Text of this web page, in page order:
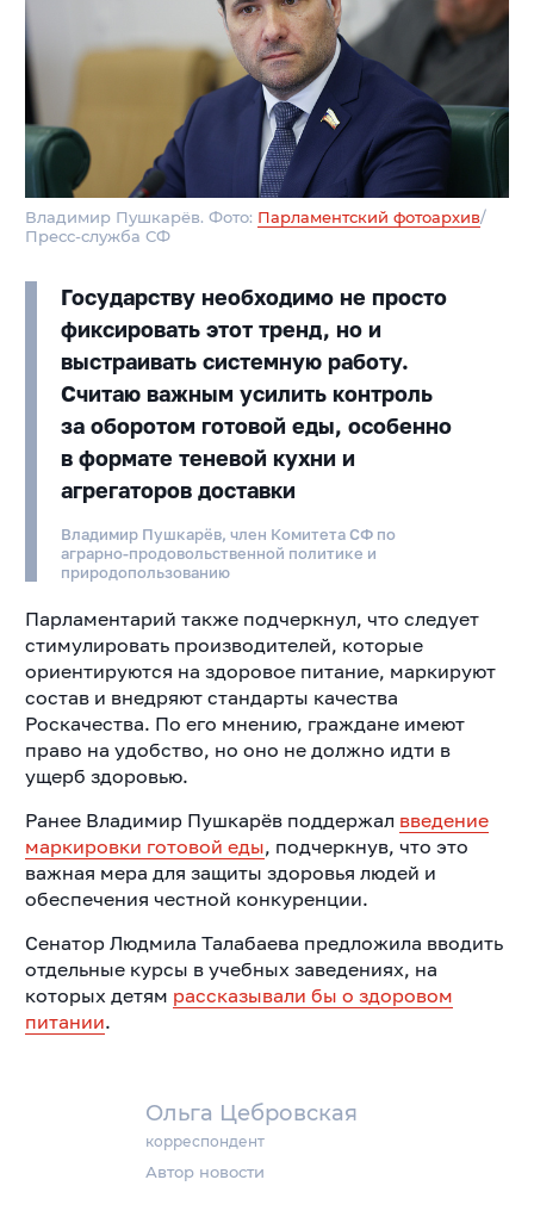
Ольга Цебровская
корреспондент
Автор новости
Владимир Пушкарёв. Фото: Парламентский фотоархив/
Пресс-служба СФ
Государству необходимо не просто
фиксировать этот тренд, но и
выстраивать системную работу.
Считаю важным усилить контроль
за оборотом готовой еды, особенно
в формате теневой кухни и
агрегаторов доставки
Владимир Пушкарёв, член Комитета СФ по
аграрно-продовольственной политике и
природопользованию
Парламентарий также подчеркнул, что следует
стимулировать производителей, которые
ориентируются на здоровое питание, маркируют
состав и внедряют стандарты качества
Роскачества. По его мнению, граждане имеют
право на удобство, но оно не должно идти в
ущерб здоровью.
Ранее Владимир Пушкарёв поддержал введение
маркировки готовой еды, подчеркнув, что это
важная мера для защиты здоровья людей и
обеспечения честной конкуренции.
Сенатор Людмила Талабаева предложила вводить
отдельные курсы в учебных заведениях, на
которых детям рассказывали бы о здоровом
питании.